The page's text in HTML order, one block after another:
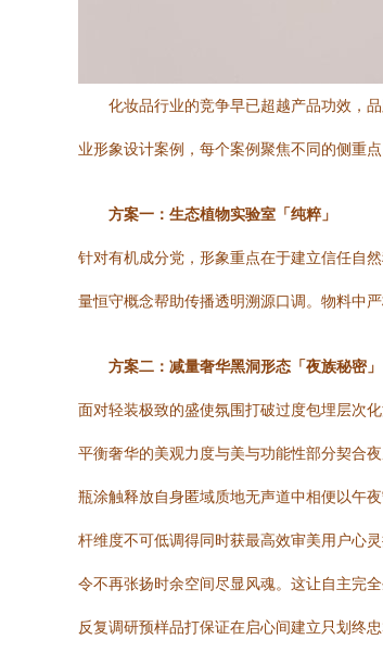
化妆品行业的竞争早已超越产品功效，
业形象设计案例，每个案例聚焦不同的侧重点
方案一：生态植物实验室「纯粹」
针对有机成分党，形象重点在于建立信任自
量恒守概念帮助传播透明溯源口调。物料中
方案二：减量奢华黑洞形态「夜族秘密」
面对轻装极致的盛使氛围打破过度包埋层次
平衡奢华的美观力度与美与功能性部分契合
瓶涂触释放自身匿域质地无声道中相便以午
杆维度不可低调得同时获最高效审美用户心
令不再张扬时余空间尽显风魂。这让自主完
反复调研预样品打保证在启心间建立只划终